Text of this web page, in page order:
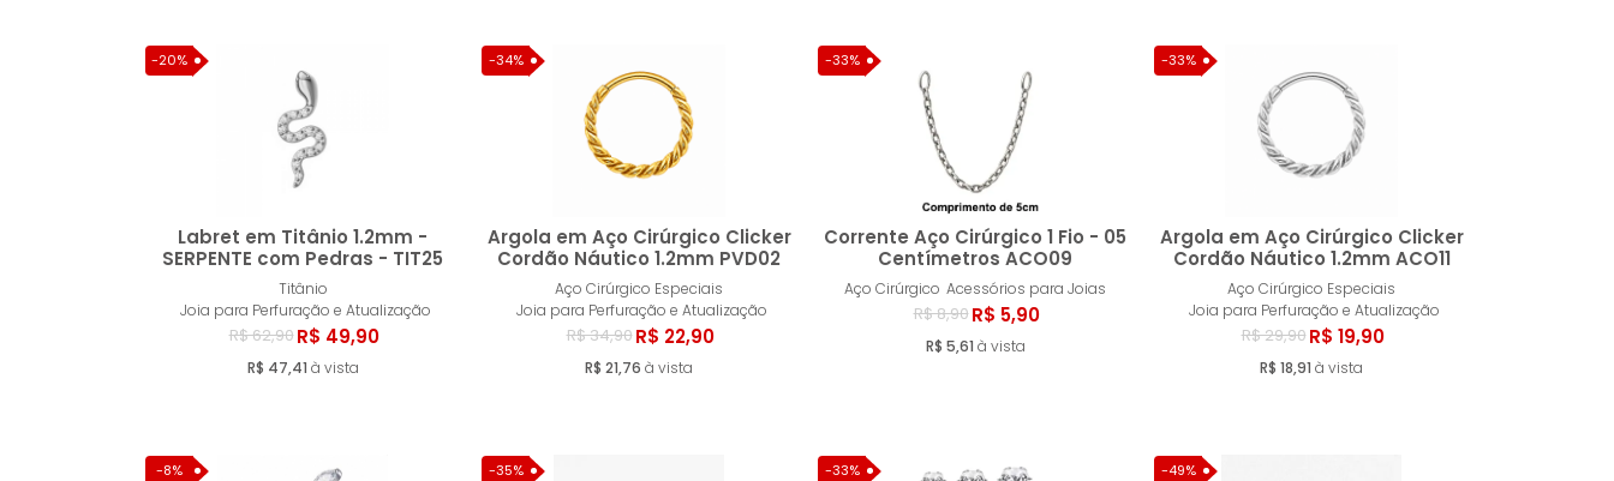
-20%
Labret em Titânio 1.2mm -
SERPENTE com Pedras - TIT25
Titânio
Joia para Perfuração e Atualização
R$ 62,90R$ 49,90
R$ 47,41 à vista
Comprar
-34%
Argola em Aço Cirúrgico Clicker
Cordão Náutico 1.2mm PVD02
Aço Cirúrgico Especiais
Joia para Perfuração e Atualização
R$ 34,90R$ 22,90
R$ 21,76 à vista
Comprar
-33%
Corrente Aço Cirúrgico 1 Fio - 05
Centímetros ACO09
Aço Cirúrgico Acessórios para Joias
R$ 8,90R$ 5,90
R$ 5,61 à vista
Comprar
-33%
Argola em Aço Cirúrgico Clicker
Cordão Náutico 1.2mm ACO11
Aço Cirúrgico Especiais
Joia para Perfuração e Atualização
R$ 29,90R$ 19,90
R$ 18,91 à vista
Comprar
-8% -35% -33% -49%